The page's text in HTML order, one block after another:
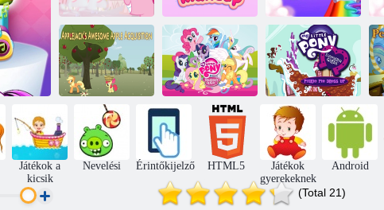
Rózsaszín tac
lábujj
Káprázatos
Divas smink
A babám
egyszarvú póni
gondozás
Az Applejack
félelmetes Apple
akvizíciója
A Rainbow
Dash Cloud
Bump
A kis póni
equestria lányok
pinkie pite
öltözködjön
Játékok a
kicsik
Nevelési Érintőkijelző HTML5
Játékok
gyerekeknek
Android
(Total 21)